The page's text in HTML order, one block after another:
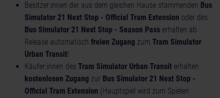
Besitzer:innen der aus dem gleichen Hause stammenden Bus
Simulator 21 Next Stop - Official Tram Extension oder des
Bus Simulator 21 Next Stop - Season Pass erhalten ab
Release automatisch freien Zugang zum Tram Simulator
Urban Transit!
Käufer:innen des Tram Simulator Urban Transit erhalten
kostenlosen Zugang zur Bus Simulator 21 Next Stop -
Official Tram Extension (Hauptspiel wird zum Spielen